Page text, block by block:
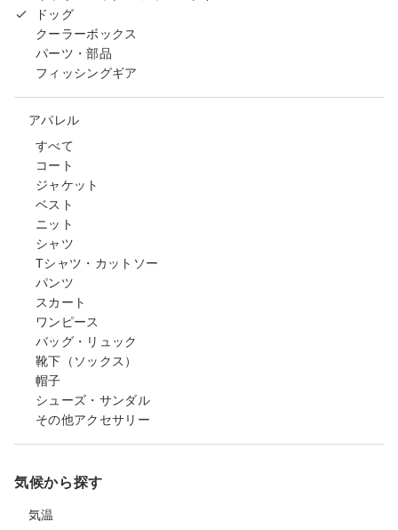
ドッグ
クーラーボックス
パーツ・部品
フィッシングギア
アパレル
すべて
コート
ジャケット
ベスト
ニット
シャツ
Tシャツ・カットソー
パンツ
スカート
ワンピース
バッグ・リュック
靴下（ソックス）
帽子
シューズ・サンダル
その他アクセサリー
気候から探す
気温